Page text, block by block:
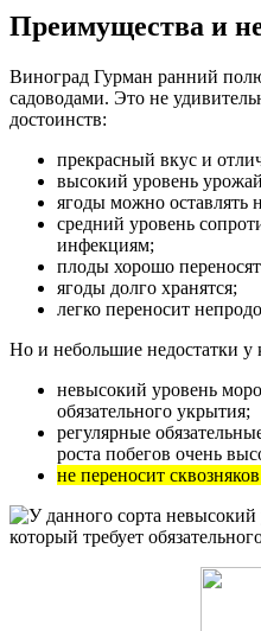
Преимущества и
Виноград Гурман ранний
садоводами. Это не
достоинств:
прекрасный вкус и
высокий уровень
ягоды можно оставлять
средний уровень
инфекциям;
плоды хорошо
ягоды долго хранятся;
легко переносит
Но и небольшие недостатки у
невысокий уровень
обязательного укрытия;
регулярные
роста побегов очень
не переносит